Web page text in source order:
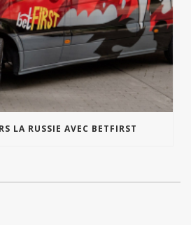
LA RUSSIE AVEC BETFIRST